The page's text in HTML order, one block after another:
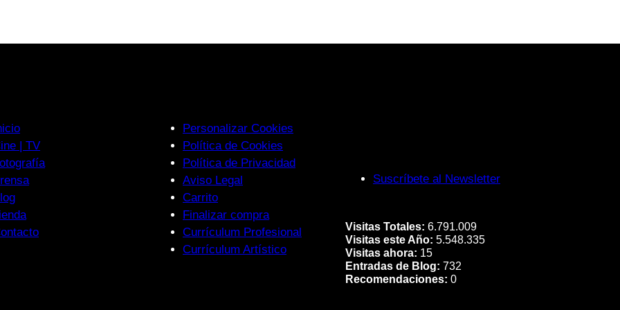
| TV
Personalizar Cookies
Política de Cookies
Política de Privacidad
Aviso Legal
Carrito
Finalizar compra
Currículum Profesional
Currículum Artístico
Suscríbete al Newsletter
Visitas Totales: 6.791.009
Visitas este Año: 5.548.335
Visitas ahora: 15
Entradas de Blog: 732
Recomendaciones: 0